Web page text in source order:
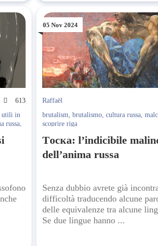
613
utili in
russa,
05 Nov 2024
Raffaël
brutalism,brutalismo,cultura russa,
scoprire riga
Tоска: l’indicibile
dell’anima russa
Senza dubbio avrete già
difficoltà traducendo alcune
delle equivalenze tra alcune
Se due lingue hanno ...